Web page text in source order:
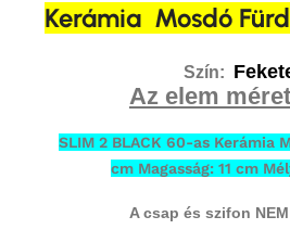
Kerámia Mosdó
Szín:
Az elem
SLIM 2 BLACK 60-as Kerámia
cm Magasság: 11 cm
A csap és szifon